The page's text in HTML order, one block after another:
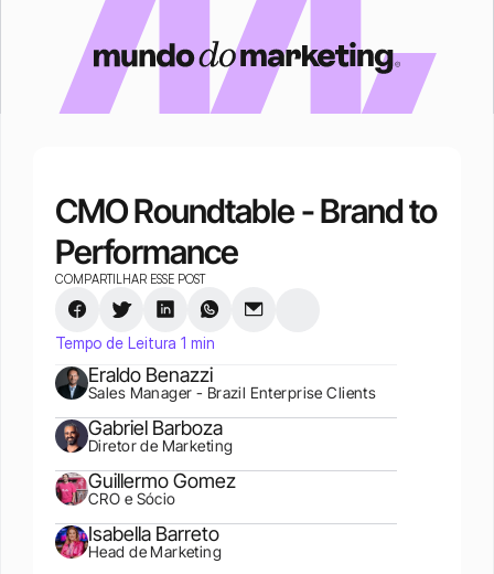
CMO Roundtable - Brand to
Performance
COMPARTILHAR ESSE POST
Tempo de Leitura 1 min
Eraldo Benazzi
Sales Manager - Brazil Enterprise Clients
Gabriel Barboza
Diretor de Marketing
Guillermo Gomez
CRO e Sócio
Isabella Barreto
Head de Marketing